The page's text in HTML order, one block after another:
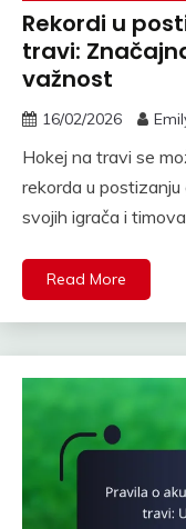
Rekordi u
travi:
važnost
16/02/2026
Hokej na travi se
rekorda u
svojih igrača i
Read More